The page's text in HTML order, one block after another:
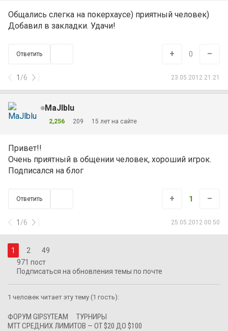
Общались слегка на покерхаусе) приятный человек)
Добавил в закладки. Удачи!
Ответить
1 /6 23.05.2012 21:21
+ 0 –
MaJlblu
2,256 209 15 лет на сайте
Привет!!
Очень приятный в общении человек, хороший игрок.
Подписался на блог
Ответить
1 /6 25.05.2012 00:50
+ 1 –
1 2
49
971 пост
Подписаться на обновления темы по почте
1 человек читает эту тему (1 гость):
ФОРУМ GIPSYTEAM
ТУРНИРЫ
MTT СРЕДНИХ ЛИМИТОВ — ОТ $20 ДО $100